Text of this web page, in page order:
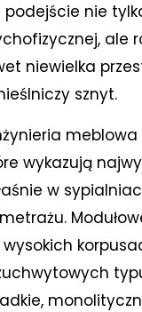
podejście nie
ale
niewielka
sznyt.
wykazują
w